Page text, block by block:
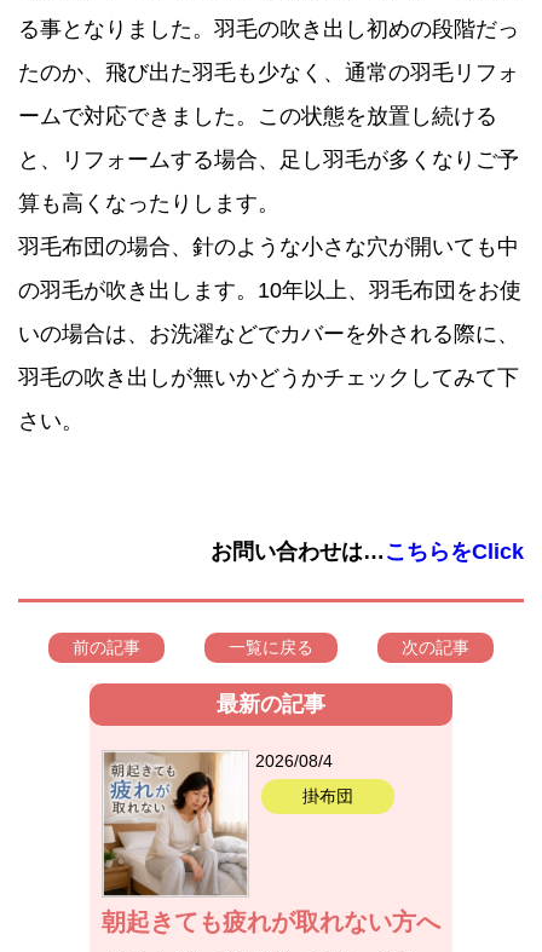
る事となりました。羽毛の吹き出し初めの段階だっ
たのか、飛び出た羽毛も少なく、通常の羽毛リフォ
ームで対応できました。この状態を放置し続ける
と、リフォームする場合、足し羽毛が多くなりご予
算も高くなったりします。
羽毛布団の場合、針のような小さな穴が開いても中
の羽毛が吹き出します。10年以上、羽毛布団をお使
いの場合は、お洗濯などでカバーを外される際に、
羽毛の吹き出しが無いかどうかチェックしてみて下
さい。
お問い合わせは… こちらをClick
前の記事 一覧に戻る 次の記事
最新の記事
2026/08/4
掛布団
朝起きても疲れが取れない方へ